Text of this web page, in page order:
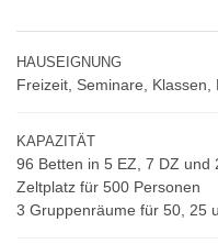
HAUSEIGNUNG
Freizeit, Seminare,
KAPAZITÄT
96 Betten in 5 EZ, 7 DZ und
Zeltplatz für 500 Personen
3 Gruppenräume für 50, 25